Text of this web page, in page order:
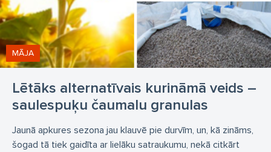
Lētāks alternatīvais kurināmā veids –
saulespuķu čaumalu granulas
MĀJA
Jaunā apkures sezona jau klauvē pie durvīm, un, kā zināms,
šogad tā tiek gaidīta ar lielāku satraukumu, nekā citkārt